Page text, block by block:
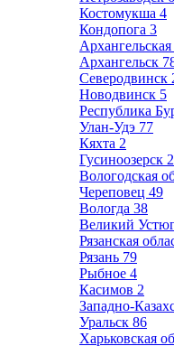
Костомукша 4
Кондопога 3
Архангельская
Архангельск
Северодвинск
Новодвинск 5
Республика
Улан-Удэ 77
Кяхта 2
Гусиноозерск 2
Вологодская
Череповец 49
Вологда 38
Великий
Рязанская
Рязань 79
Рыбное 4
Касимов 2
Западно-
Уральск 86
Харьковская